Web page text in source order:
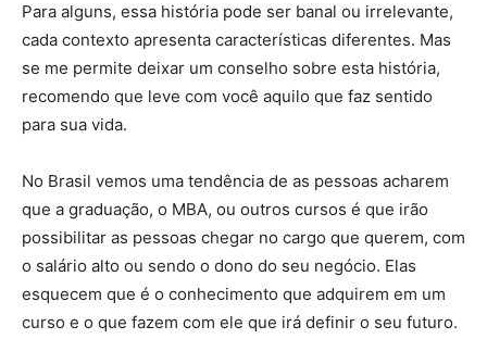
Para alguns, essa história pode ser banal ou irrelevante,
cada contexto apresenta características diferentes. Mas
se me permite deixar um conselho sobre esta história,
recomendo que leve com você aquilo que faz sentido
para sua vida.
No Brasil vemos uma tendência de as pessoas acharem
que a graduação, o MBA, ou outros cursos é que irão
possibilitar as pessoas chegar no cargo que querem, com
o salário alto ou sendo o dono do seu negócio. Elas
esquecem que é o conhecimento que adquirem em um
curso e o que fazem com ele que irá definir o seu futuro.